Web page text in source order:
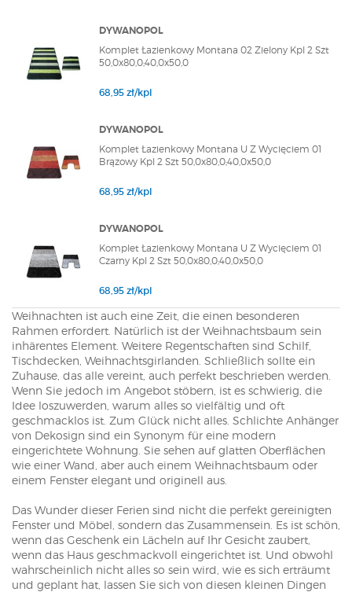
DYWANOPOL
Komplet Łazienkowy Montana 02 Zielony Kpl 2 Szt
50,0x80,0;40,0x50,0
68,95 zł/kpl
DYWANOPOL
Komplet Łazienkowy Montana U Z Wycięciem 01
Brązowy Kpl 2 Szt 50,0x80,0;40,0x50,0
68,95 zł/kpl
DYWANOPOL
Komplet Łazienkowy Montana U Z Wycięciem 01
Czarny Kpl 2 Szt 50,0x80,0;40,0x50,0
68,95 zł/kpl
Weihnachten ist auch eine Zeit, die einen besonderen
Rahmen erfordert. Natürlich ist der Weihnachtsbaum sein
inhärentes Element. Weitere Regentschaften sind Schilf,
Tischdecken, Weihnachtsgirlanden. Schließlich sollte ein
Zuhause, das alle vereint, auch perfekt beschrieben werden.
Wenn Sie jedoch im Angebot stöbern, ist es schwierig, die
Idee loszuwerden, warum alles so vielfältig und oft
geschmacklos ist. Zum Glück nicht alles. Schlichte Anhänger
von Dekosign sind ein Synonym für eine modern
eingerichtete Wohnung. Sie sehen auf glatten Oberflächen
wie einer Wand, aber auch einem Weihnachtsbaum oder
einem Fenster elegant und originell aus.
Das Wunder dieser Ferien sind nicht die perfekt gereinigten
Fenster und Möbel, sondern das Zusammensein. Es ist schön,
wenn das Geschenk ein Lächeln auf Ihr Gesicht zaubert,
wenn das Haus geschmackvoll eingerichtet ist. Und obwohl
wahrscheinlich nicht alles so sein wird, wie es sich erträumt
und geplant hat, lassen Sie sich von diesen kleinen Dingen